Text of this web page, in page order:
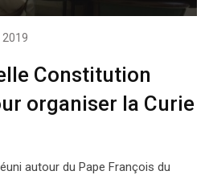
2019
Constitution
organiser la Curie
autour du Pape François du